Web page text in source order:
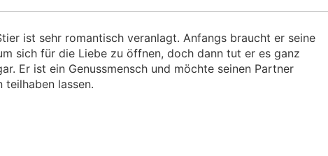
ist sehr romantisch veranlagt. Anfangs braucht er seine
sich für die Liebe zu öffnen, doch dann tut er es ganz
Er ist ein Genussmensch und möchte seinen Partner
teilhaben lassen.